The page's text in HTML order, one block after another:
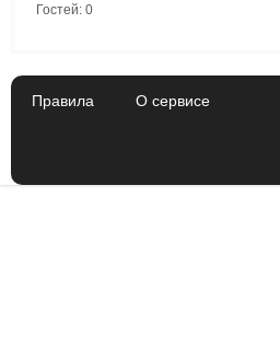
Гостей: 0
Правила О сервисе